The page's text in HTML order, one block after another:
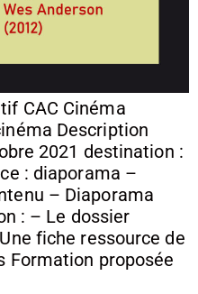
CAC Cinéma
Description
2021 destination :
: diaporama –
– Diaporama
: – Le dossier
fiche ressource de
Formation proposée